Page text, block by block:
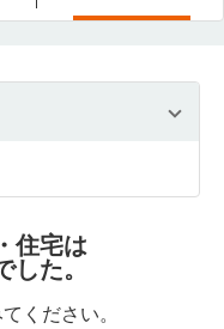
住宅は
た。
ください。